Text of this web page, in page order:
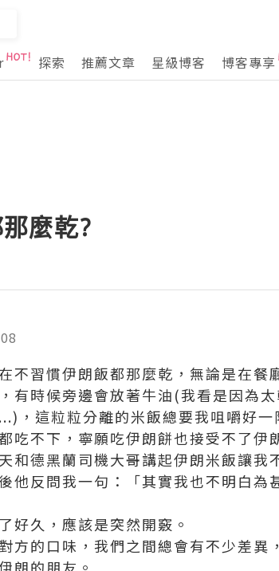
探索 推薦文章 星級博客 博客專享
麼乾?
不習慣伊朗飯都那麼乾，無論是在餐
有時候旁邊會放著牛油(我看是因為
，這粒粒分離的米飯總要我咀嚼好
吃不下，寧願吃伊朗餅也接受不了伊
和德黑蘭司機大哥講起伊朗米飯讓我
他反問我一句：「其實我也不明白為
好久，應該是突然開竅。
方的口味，我們之間總會有不少差異